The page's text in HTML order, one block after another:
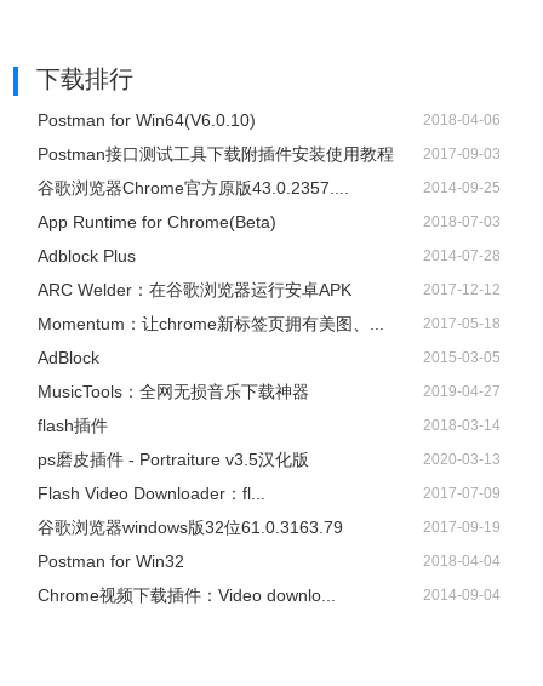
下载排行
Postman for Win64(V6.0.10) 2018-04-06
Postman接口测试工具下载附插件安装使用教程 2017-09-03
谷歌浏览器Chrome官方原版43.0.2357.... 2014-09-25
App Runtime for Chrome(Beta) 2018-07-03
Adblock Plus 2014-07-28
ARC Welder：在谷歌浏览器运行安卓APK 2017-12-12
Momentum：让chrome新标签页拥有美图、... 2017-05-18
AdBlock 2015-03-05
​MusicTools：全网无损音乐下载神器 2019-04-27
flash插件 2018-03-14
ps磨皮插件 - Portraiture v3.5汉化版 2020-03-13
Flash Video Downloader：fl... 2017-07-09
谷歌浏览器windows版32位61.0.3163.79 2017-09-19
Postman for Win32 2018-04-04
Chrome视频下载插件：Video downlo... 2014-09-04